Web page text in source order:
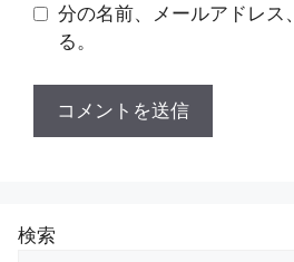
分の名前、メールアドレス
る。
検索